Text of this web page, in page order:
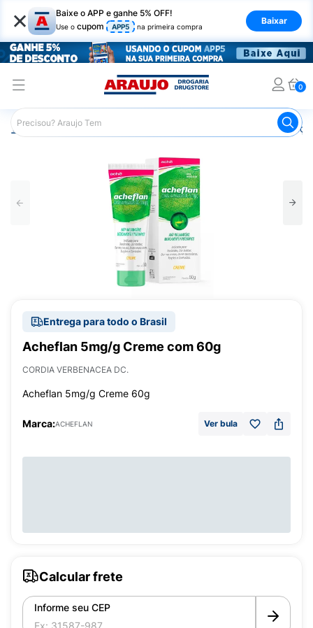
× Baixe o APP e ganhe 5% OFF!
Use o cupom APP5 na primeira compra
Baixar
0
Araujo Medicamentos Remédios para Alergias e
Entrega para todo o Brasil
Acheflan 5mg/g Creme com 60g
CORDIA VERBENACEA DC.
Acheflan 5mg/g Creme 60g
Marca:ACHEFLAN Ver bula
Calcular frete
Informe seu CEP